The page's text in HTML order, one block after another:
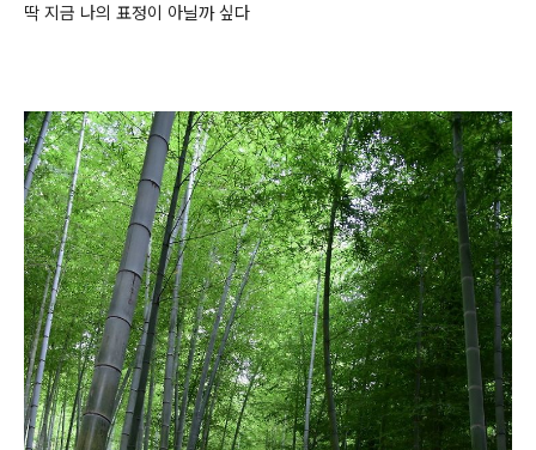
딱 지금 나의 표정이 아닐까 싶다